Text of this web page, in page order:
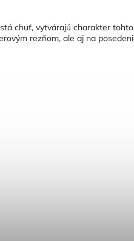
chuť, vytvárajú charakter
rezňom, ale aj na